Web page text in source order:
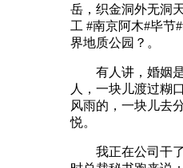
岳，织金洞外无洞
工 #南京阿木#毕节
界地质公园？。
有人讲，婚姻是
人，一块儿渡过糊
风雨的，一块儿去
悦。
我正在公司干了